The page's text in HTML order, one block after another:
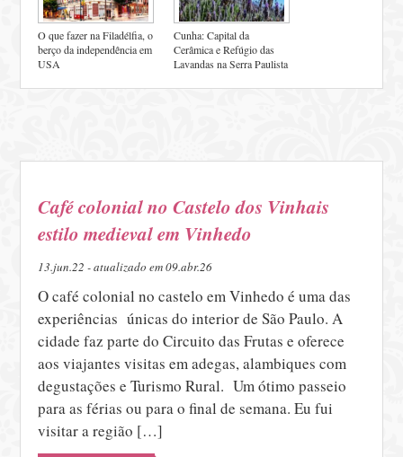
O que fazer na Filadélfia, o
berço da independência em
USA
Cunha: Capital da
Cerâmica e Refúgio das
Lavandas na Serra Paulista
Café colonial no Castelo dos Vinhais
estilo medieval em Vinhedo
13.jun.22 - atualizado em 09.abr.26
O café colonial no castelo em Vinhedo é uma das
experiências únicas do interior de São Paulo. A
cidade faz parte do Circuito das Frutas e oferece
aos viajantes visitas em adegas, alambiques com
degustações e Turismo Rural. Um ótimo passeio
para as férias ou para o final de semana. Eu fui
visitar a região […]